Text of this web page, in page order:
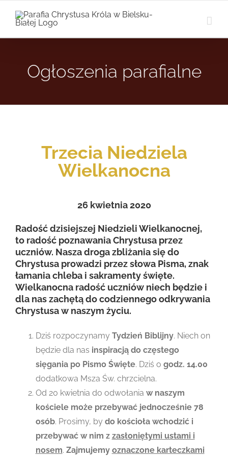
zawartości
Ogłoszenia parafialne
Trzecia Niedziela
Wielkanocna
26 kwietnia2020
Radość dzisiejszej Niedzieli Wielkanocnej,
to radość poznawania Chrystusa przez
uczniów. Nasza droga zbliżania się do
Chrystusa prowadzi przez słowa Pisma, znak
łamania chleba i sakramenty święte.
Wielkanocna radość uczniów niech będzie i
dla nas zachętą do codziennego odkrywania
Chrystusa w naszym życiu.
Dziś rozpoczynamy Tydzień Biblijny. Niech on
będzie dla nas inspiracją do częstego
sięgania po Pismo Święte. Dziś o godz. 14.00
dodatkowa Msza Św. chrzcielna.
Od 20 kwietnia do odwołania w naszym
kościele może przebywać jednocześnie 78
osób. Prosimy, by do kościoła wchodzić i
przebywać w nim z zasłoniętymi ustami i
nosem. Zajmujemy oznaczone karteczkami